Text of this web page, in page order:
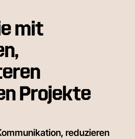
mit
Projekte
reduzieren